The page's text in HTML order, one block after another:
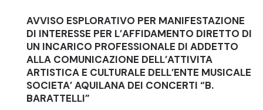
AVVISO ESPLORATIVO PER MANIFESTAZIONE
DI INTERESSE PER L’AFFIDAMENTO DIRETTO DI
UN INCARICO PROFESSIONALE DI ADDETTO
ALLA COMUNICAZIONE DELL’ATTIVITA
ARTISTICA E CULTURALE DELL’ENTE MUSICALE
SOCIETA’ AQUILANA DEI CONCERTI “B.
BARATTELLI”